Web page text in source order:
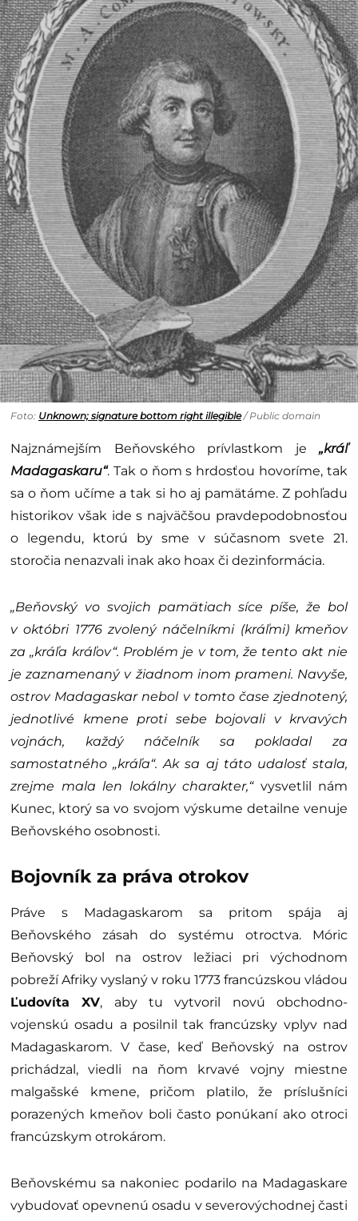
Foto: Unknown; signature bottom right illegible/ Public domain
Najznámejším Beňovského prívlastkom je „kráľ
Madagaskaru“. Tak o ňom s hrdosťou hovoríme, tak
sa o ňom učíme a tak si ho aj pamätáme. Z pohľadu
historikov však ide s najväčšou pravdepodobnosťou
o legendu, ktorú by sme v súčasnom svete 21.
storočia nenazvali inak ako hoax či dezinformácia.
„Beňovský vo svojich pamätiach síce píše, že bol
v októbri 1776 zvolený náčelníkmi (kráľmi) kmeňov
za „kráľa kráľov“. Problém je v tom, že tento akt nie
je zaznamenaný v žiadnom inom prameni. Navyše,
ostrov Madagaskar nebol v tomto čase zjednotený,
jednotlivé kmene proti sebe bojovali v krvavých
vojnách, každý náčelník sa pokladal za
samostatného „kráľa“. Ak sa aj táto udalosť stala,
zrejme mala len lokálny charakter,“ vysvetlil nám
Kunec, ktorý sa vo svojom výskume detailne venuje
Beňovského osobnosti.
Bojovník za práva otrokov
Práve s Madagaskarom sa pritom spája aj
Beňovského zásah do systému otroctva. Móric
Beňovský bol na ostrov ležiaci pri východnom
pobreží Afriky vyslaný v roku 1773 francúzskou vládou
Ľudovíta XV, aby tu vytvoril novú obchodno-
vojenskú osadu a posilnil tak francúzsky vplyv nad
Madagaskarom. V čase, keď Beňovský na ostrov
prichádzal, viedli na ňom krvavé vojny miestne
malgašské kmene, pričom platilo, že príslušníci
porazených kmeňov boli často ponúkaní ako otroci
francúzskym otrokárom.
Beňovskému sa nakoniec podarilo na Madagaskare
vybudovať opevnenú osadu v severovýchodnej časti